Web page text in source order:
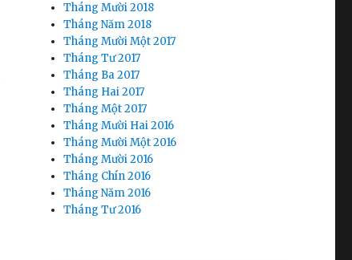
Tháng Mười 2018
Tháng Năm 2018
Tháng Mười Một 2017
Tháng Tư 2017
Tháng Ba 2017
Tháng Hai 2017
Tháng Một 2017
Tháng Mười Hai 2016
Tháng Mười Một 2016
Tháng Mười 2016
Tháng Chín 2016
Tháng Năm 2016
Tháng Tư 2016